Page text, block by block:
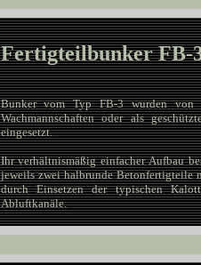
Fertigteilbunker FB-
Bunker vom Typ FB-3 wurden von
Wachmannschaften oder als
eingesetzt.
Ihr verhältnismäßig einfacher Aufbau
jeweils zwei halbrunde Betonfertigteile
durch Einsetzen der typischen
Abluftkanäle.